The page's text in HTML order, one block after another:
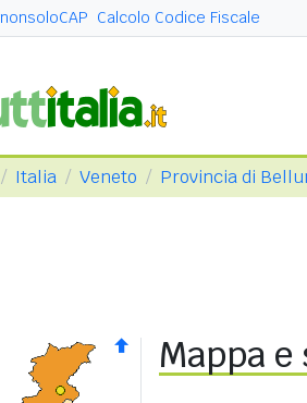
nonsoloCAP Calcolo Codice Fiscale
Italia Veneto Provincia di
Mappa